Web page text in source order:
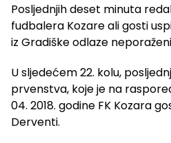
Posljednjih deset minuta
fudbalera Kozare ali gosti
iz Gradiške odlaze
U sljedećem 22. kolu,
prvenstva, koje je na
04. 2018. godine FK Kozara
Derventi.